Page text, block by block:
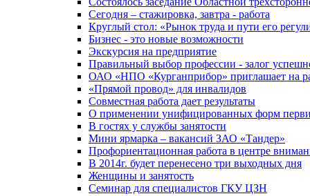
Сегодня – стажировка, завтра - работа
Круглый стол: «Рынок труда и пути его
Бизнес - это новые возможности
Экскурсия на предприятие
Правильный выбор профессии - залог
ОАО «НПО «Курганприбор» приглашает на
«Прямой провод» для инвалидов
Совместная работа дает результаты
О применении унифицированных форм
В гостях у службы занятости
Мини ярмарка – вакансий ЗАО «Тандер»
Профориентационная работа в центре
В 2014г. будет перенесено три выходных дня
Женщины и занятость
Семинар для специалистов ГКУ ЦЗН